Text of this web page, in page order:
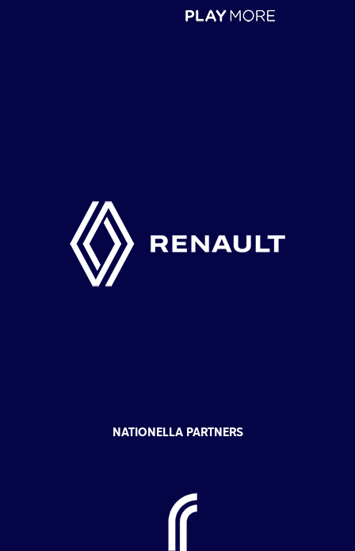
NATIONELLA PARTNERS